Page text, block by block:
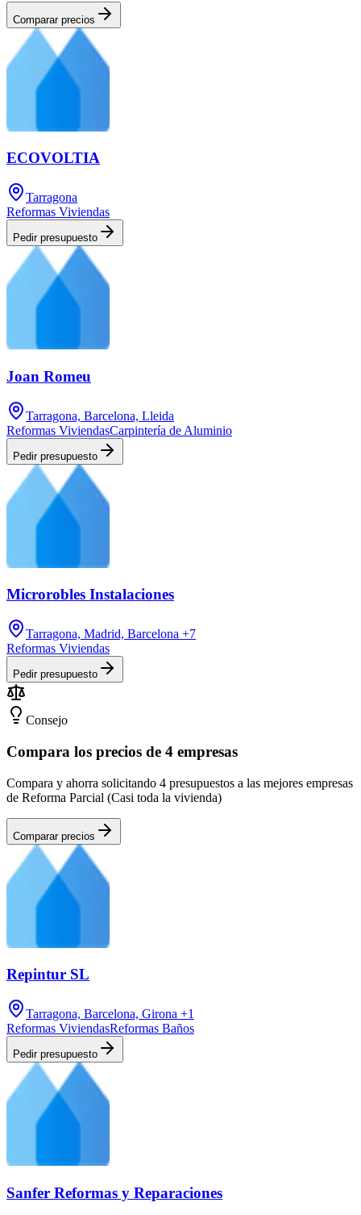
Comparar precios
ECOVOLTIA
Tarragona
Reformas Viviendas
Pedir presupuesto
Joan Romeu
Tarragona, Barcelona, Lleida
Reformas ViviendasCarpintería de Aluminio
Pedir presupuesto
Microrobles Instalaciones
Tarragona, Madrid, Barcelona +7
Reformas Viviendas
Pedir presupuesto
Consejo
Compara los precios de 4 empresas
Compara y ahorra solicitando 4 presupuestos a las mejores empresas
de Reforma Parcial (Casi toda la vivienda)
Comparar precios
Repintur SL
Tarragona, Barcelona, Girona +1
Reformas ViviendasReformas Baños
Pedir presupuesto
Sanfer Reformas y Reparaciones